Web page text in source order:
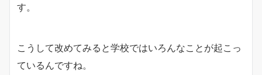
す。
こうして改めてみると学校ではいろんなことが起こっ
ているんですね。